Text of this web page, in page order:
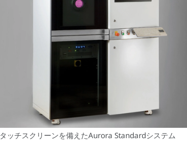
タッチスクリーンを備えたAurora Standardシステム